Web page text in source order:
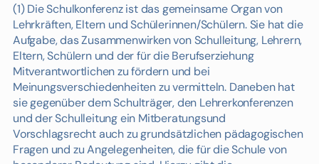
(1) Die Schulkonferenz ist das gemeinsame Organ von
Lehrkräften, Eltern und Schülerinnen/Schülern. Sie hat die
Aufgabe, das Zusammenwirken von Schulleitung, Lehrern,
Eltern, Schülern und der für die Berufserziehung
Mitverantwortlichen zu fördern und bei
Meinungsverschiedenheiten zu vermitteln. Daneben hat
sie gegenüber dem Schulträger, den Lehrerkonferenzen
und der Schulleitung ein Mitberatungsund
Vorschlagsrecht auch zu grundsätzlichen pädagogischen
Fragen und zu Angelegenheiten, die für die Schule von